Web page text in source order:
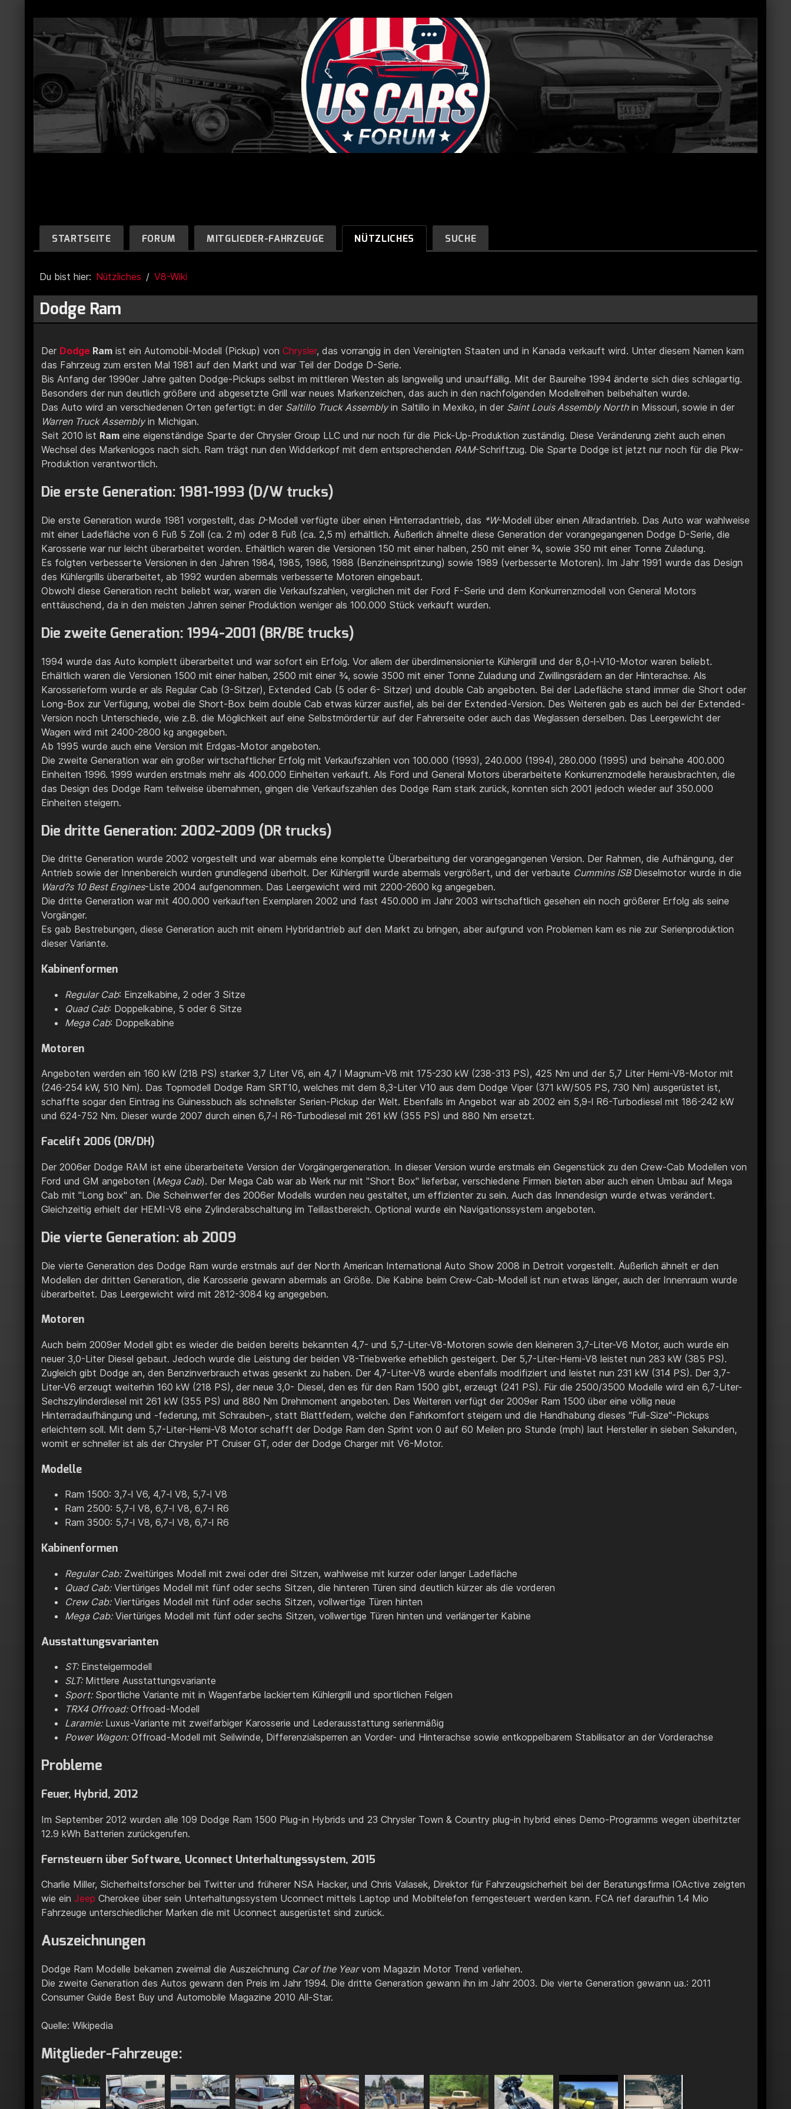
STARTSEITE FORUM MITGLIEDER-FAHRZEUGE NÜTZLICHES SUCHE
Du bist hier: Nützliches V8-Wiki
Dodge Ram
Der Dodge Ram ist ein Automobil-Modell (Pickup) von Chrysler, das vorrangig in den Vereinigten Staaten und in Kanada verkauft wird. Unter diesem Namen kam
das Fahrzeug zum ersten Mal 1981 auf den Markt und war Teil der Dodge D-Serie.
Bis Anfang der 1990er Jahre galten Dodge-Pickups selbst im mittleren Westen als langweilig und unauffällig. Mit der Baureihe 1994 änderte sich dies schlagartig.
Besonders der nun deutlich größere und abgesetzte Grill war neues Markenzeichen, das auch in den nachfolgenden Modellreihen beibehalten wurde.
Das Auto wird an verschiedenen Orten gefertigt: in der Saltillo Truck Assemblyin Saltillo in Mexiko, in der Saint Louis Assembly Northin Missouri, sowie in der
Warren Truck Assemblyin Michigan.
Seit 2010 ist Ram eine eigenständige Sparte der Chrysler Group LLC und nur noch für die Pick-Up-Produktion zuständig. Diese Veränderung zieht auch einen
Wechsel des Markenlogos nach sich. Ram trägt nun den Widderkopf mit dem entsprechenden RAM-Schriftzug. Die Sparte Dodge ist jetzt nur noch für die Pkw-
Produktion verantwortlich.
Die erste Generation: 1981-1993 (D/W trucks)
Die erste Generation wurde 1981 vorgestellt, das D-Modell verfügte über einen Hinterradantrieb, das *W-Modell über einen Allradantrieb. Das Auto war wahlweise
mit einer Ladefläche von 6 Fuß 5 Zoll (ca. 2 m) oder 8 Fuß (ca. 2,5 m) erhältlich. Äußerlich ähnelte diese Generation der vorangegangenen Dodge D-Serie, die
Karosserie war nur leicht überarbeitet worden. Erhältlich waren die Versionen 150 mit einer halben, 250 mit einer ¾, sowie 350 mit einer Tonne Zuladung.
Es folgten verbesserte Versionen in den Jahren 1984, 1985, 1986, 1988 (Benzineinspritzung) sowie 1989 (verbesserte Motoren). Im Jahr 1991 wurde das Design
des Kühlergrills überarbeitet, ab 1992 wurden abermals verbesserte Motoren eingebaut.
Obwohl diese Generation recht beliebt war, waren die Verkaufszahlen, verglichen mit der Ford F-Serie und dem Konkurrenzmodell von General Motors
enttäuschend, da in den meisten Jahren seiner Produktion weniger als 100.000 Stück verkauft wurden.
Die zweite Generation: 1994-2001 (BR/BE trucks)
1994 wurde das Auto komplett überarbeitet und war sofort ein Erfolg. Vor allem der überdimensionierte Kühlergrill und der 8,0-l-V10-Motor waren beliebt.
Erhältlich waren die Versionen 1500 mit einer halben, 2500 mit einer ¾, sowie 3500 mit einer Tonne Zuladung und Zwillingsrädern an der Hinterachse. Als
Karosserieform wurde er als Regular Cab (3-Sitzer), Extended Cab (5 oder 6- Sitzer) und double Cab angeboten. Bei der Ladefläche stand immer die Short oder
Long-Box zur Verfügung, wobei die Short-Box beim double Cab etwas kürzer ausfiel, als bei der Extended-Version. Des Weiteren gab es auch bei der Extended-
Version noch Unterschiede, wie z.B. die Möglichkeit auf eine Selbstmördertür auf der Fahrerseite oder auch das Weglassen derselben. Das Leergewicht der
Wagen wird mit 2400-2800 kg angegeben.
Ab 1995 wurde auch eine Version mit Erdgas-Motor angeboten.
Die zweite Generation war ein großer wirtschaftlicher Erfolg mit Verkaufszahlen von 100.000 (1993), 240.000 (1994), 280.000 (1995) und beinahe 400.000
Einheiten 1996. 1999 wurden erstmals mehr als 400.000 Einheiten verkauft. Als Ford und General Motors überarbeitete Konkurrenzmodelle herausbrachten, die
das Design des Dodge Ram teilweise übernahmen, gingen die Verkaufszahlen des Dodge Ram stark zurück, konnten sich 2001 jedoch wieder auf 350.000
Einheiten steigern.
Die dritte Generation: 2002-2009 (DR trucks)
Die dritte Generation wurde 2002 vorgestellt und war abermals eine komplette Überarbeitung der vorangegangenen Version. Der Rahmen, die Aufhängung, der
Antrieb sowie der Innenbereich wurden grundlegend überholt. Der Kühlergrill wurde abermals vergrößert, und der verbaute Cummins ISBDieselmotor wurde in die
Ward?s 10 Best Engines-Liste 2004 aufgenommen. Das Leergewicht wird mit 2200-2600 kg angegeben.
Die dritte Generation war mit 400.000 verkauften Exemplaren 2002 und fast 450.000 im Jahr 2003 wirtschaftlich gesehen ein noch größerer Erfolg als seine
Vorgänger.
Es gab Bestrebungen, diese Generation auch mit einem Hybridantrieb auf den Markt zu bringen, aber aufgrund von Problemen kam es nie zur Serienproduktion
dieser Variante.
Kabinenformen
Regular Cab: Einzelkabine, 2 oder 3 Sitze
Quad Cab: Doppelkabine, 5 oder 6 Sitze
Mega Cab: Doppelkabine
Motoren
Angeboten werden ein 160 kW (218 PS) starker 3,7 Liter V6, ein 4,7 l Magnum-V8 mit 175-230 kW (238-313 PS), 425 Nm und der 5,7 Liter Hemi-V8-Motor mit
(246-254 kW, 510 Nm). Das Topmodell Dodge Ram SRT10, welches mit dem 8,3-Liter V10 aus dem Dodge Viper (371 kW/505 PS, 730 Nm) ausgerüstet ist,
schaffte sogar den Eintrag ins Guinessbuch als schnellster Serien-Pickup der Welt. Ebenfalls im Angebot war ab 2002 ein 5,9-l R6-Turbodiesel mit 186-242 kW
und 624-752 Nm. Dieser wurde 2007 durch einen 6,7-l R6-Turbodiesel mit 261 kW (355 PS) und 880 Nm ersetzt.
Facelift 2006 (DR/DH)
Der 2006er Dodge RAM ist eine überarbeitete Version der Vorgängergeneration. In dieser Version wurde erstmals ein Gegenstück zu den Crew-Cab Modellen von
Ford und GM angeboten (Mega Cab). Der Mega Cab war ab Werk nur mit "Short Box" lieferbar, verschiedene Firmen bieten aber auch einen Umbau auf Mega
Cab mit "Long box" an. Die Scheinwerfer des 2006er Modells wurden neu gestaltet, um effizienter zu sein. Auch das Innendesign wurde etwas verändert.
Gleichzeitig erhielt der HEMI-V8 eine Zylinderabschaltung im Teillastbereich. Optional wurde ein Navigationssystem angeboten.
Die vierte Generation: ab 2009
Die vierte Generation des Dodge Ram wurde erstmals auf der North American International Auto Show 2008 in Detroit vorgestellt. Äußerlich ähnelt er den
Modellen der dritten Generation, die Karosserie gewann abermals an Größe. Die Kabine beim Crew-Cab-Modell ist nun etwas länger, auch der Innenraum wurde
überarbeitet. Das Leergewicht wird mit 2812-3084 kg angegeben.
Motoren
Auch beim 2009er Modell gibt es wieder die beiden bereits bekannten 4,7- und 5,7-Liter-V8-Motoren sowie den kleineren 3,7-Liter-V6 Motor, auch wurde ein
neuer 3,0-Liter Diesel gebaut. Jedoch wurde die Leistung der beiden V8-Triebwerke erheblich gesteigert. Der 5,7-Liter-Hemi-V8 leistet nun 283 kW (385 PS).
Zugleich gibt Dodge an, den Benzinverbrauch etwas gesenkt zu haben. Der 4,7-Liter-V8 wurde ebenfalls modifiziert und leistet nun 231 kW (314 PS). Der 3,7-
Liter-V6 erzeugt weiterhin 160 kW (218 PS), der neue 3,0- Diesel, den es für den Ram 1500 gibt, erzeugt (241 PS). Für die 2500/3500 Modelle wird ein 6,7-Liter-
Sechszylinderdiesel mit 261 kW (355 PS) und 880 Nm Drehmoment angeboten. Des Weiteren verfügt der 2009er Ram 1500 über eine völlig neue
Hinterradaufhängung und -federung, mit Schrauben-, statt Blattfedern, welche den Fahrkomfort steigern und die Handhabung dieses "Full-Size"-Pickups
erleichtern soll. Mit dem 5,7-Liter-Hemi-V8 Motor schafft der Dodge Ram den Sprint von 0 auf 60 Meilen pro Stunde (mph) laut Hersteller in sieben Sekunden,
womit er schneller ist als der Chrysler PT Cruiser GT, oder der Dodge Charger mit V6-Motor.
Modelle
Ram 1500: 3,7-l V6, 4,7-l V8, 5,7-l V8
Ram 2500: 5,7-l V8, 6,7-l V8, 6,7-l R6
Ram 3500: 5,7-l V8, 6,7-l V8, 6,7-l R6
Kabinenformen
Regular Cab:Zweitüriges Modell mit zwei oder drei Sitzen, wahlweise mit kurzer oder langer Ladefläche
Quad Cab:Viertüriges Modell mit fünf oder sechs Sitzen, die hinteren Türen sind deutlich kürzer als die vorderen
Crew Cab:Viertüriges Modell mit fünf oder sechs Sitzen, vollwertige Türen hinten
Mega Cab:Viertüriges Modell mit fünf oder sechs Sitzen, vollwertige Türen hinten und verlängerter Kabine
Ausstattungsvarianten
ST:Einsteigermodell
SLT:Mittlere Ausstattungsvariante
Sport:Sportliche Variante mit in Wagenfarbe lackiertem Kühlergrill und sportlichen Felgen
TRX4 Offroad:Offroad-Modell
Laramie:Luxus-Variante mit zweifarbiger Karosserie und Lederausstattung serienmäßig
Power Wagon:Offroad-Modell mit Seilwinde, Differenzialsperren an Vorder- und Hinterachse sowie entkoppelbarem Stabilisator an der Vorderachse
Probleme
Feuer, Hybrid, 2012
Im September 2012 wurden alle 109 Dodge Ram 1500 Plug-in Hybrids und 23 Chrysler Town & Country plug-in hybrid eines Demo-Programms wegen überhitzter
12.9 kWh Batterien zurückgerufen.
Fernsteuern über Software, Uconnect Unterhaltungssystem, 2015
Charlie Miller, Sicherheitsforscher bei Twitter und früherer NSA Hacker, und Chris Valasek, Direktor für Fahrzeugsicherheit bei der Beratungsfirma IOActive zeigten
wie ein Jeep Cherokee über sein Unterhaltungssystem Uconnect mittels Laptop und Mobiltelefon ferngesteuert werden kann. FCA rief daraufhin 1.4 Mio
Fahrzeuge unterschiedlicher Marken die mit Uconnect ausgerüstet sind zurück.
Auszeichnungen
Dodge Ram Modelle bekamen zweimal die Auszeichnung Car of the Yearvom Magazin Motor Trend verliehen.
Die zweite Generation des Autos gewann den Preis im Jahr 1994. Die dritte Generation gewann ihn im Jahr 2003. Die vierte Generation gewann ua.: 2011
Consumer Guide Best Buy und Automobile Magazine 2010 All-Star.
Quelle: Wikipedia
Mitglieder-Fahrzeuge: